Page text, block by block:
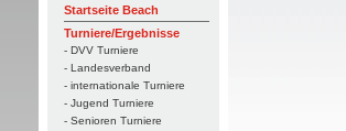
Startseite Beach
Turniere/Ergebnisse
- DVV Turniere
- Landesverband
- internationale Turniere
- Jugend Turniere
- Senioren Turniere